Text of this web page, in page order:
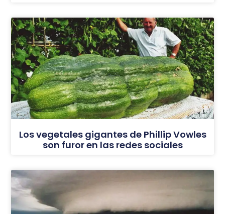
Los vegetales gigantes de Phillip Vowles
son furor en las redes sociales